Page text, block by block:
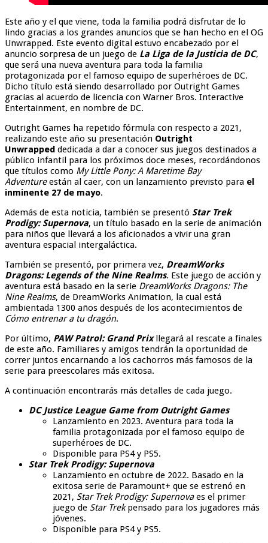
Este año y el que viene, toda la familia podrá disfrutar de lo
lindo gracias a los grandes anuncios que se han hecho en el OG
Unwrapped. Este evento digital estuvo encabezado por el
anuncio sorpresa de un juego de La Liga de la Justicia de DC,
que será una nueva aventura para toda la familia
protagonizada por el famoso equipo de superhéroes de DC.
Dicho título está siendo desarrollado por Outright Games
gracias al acuerdo de licencia con Warner Bros. Interactive
Entertainment, en nombre de DC.
Outright Games ha repetido fórmula con respecto a 2021,
realizando este año su presentación Outright
Unwrapped dedicada a dar a conocer sus juegos destinados a
público infantil para los próximos doce meses, recordándonos
que títulos como My Little Pony: A Maretime Bay
Adventureestán al caer, con un lanzamiento previsto para el
inminente 27 de mayo.
Además de esta noticia, también se presentó Star Trek
Prodigy: Supernova, un título basado en la serie de animación
para niños que llevará a los aficionados a vivir una gran
aventura espacial intergaláctica.
También se presentó, por primera vez, DreamWorks
Dragons: Legends of the Nine Realms. Este juego de acción y
aventura está basado en la serie DreamWorks Dragons: The
Nine Realms, de DreamWorks Animation, la cual está
ambientada 1300 años después de los acontecimientos de
Cómo entrenar a tu dragón.
Por último, PAW Patrol: Grand Prixllegará al rescate a finales
de este año. Familiares y amigos tendrán la oportunidad de
correr juntos encarnando a los cachorros más famosos de la
serie para preescolares más exitosa.
A continuación encontrarás más detalles de cada juego.
DC Justice League Game from Outright Games
Lanzamiento en 2023. Aventura para toda la
familia protagonizada por el famoso equipo de
superhéroes de DC.
Disponible para PS4 y PS5.
Star Trek Prodigy: Supernova
Lanzamiento en octubre de 2022. Basado en la
exitosa serie de Paramount+ que se estrenó en
2021, Star Trek Prodigy: Supernovaes el primer
juego de Star Trekpensado para los jugadores más
jóvenes.
Disponible para PS4 y PS5.